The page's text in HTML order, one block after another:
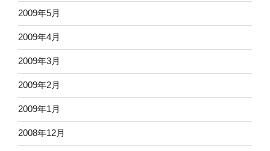
2009年5月
2009年4月
2009年3月
2009年2月
2009年1月
2008年12月